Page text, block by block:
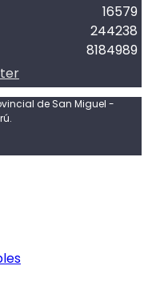
16579
244238
8184989
de San Miguel -